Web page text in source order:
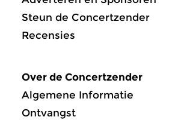
Steun de Concertzender
Recensies
Over de Concertzender
Algemene Informatie
Ontvangst